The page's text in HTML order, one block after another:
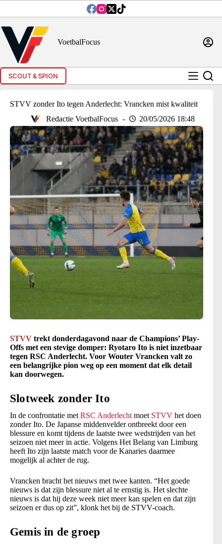
inhoud
VoetbalFocus
SCOUT & SPION
STVV zonder Ito tegen Anderlecht: Vrancken mist kwaliteit
Redactie VoetbalFocus
20/05/2026 18:48
STVV trekt donderdagavond naar de Champions’ Play-
Offs met een stevige domper: Ryotaro Ito is niet inzetbaar
tegen RSC Anderlecht. Voor Wouter Vrancken valt zo
een belangrijke pion weg op een moment dat elk detail
kan doorwegen.
Slotweek zonder Ito
In de confrontatie met RSC Anderlecht moet STVV het doen
zonder Ito. De Japanse middenvelder ontbreekt door een
blessure en komt tijdens de laatste twee wedstrijden van het
seizoen niet meer in actie. Volgens Het Belang van Limburg
heeft Ito zijn laatste match voor de Kanaries daarmee
mogelijk al achter de rug.
Vrancken bracht het nieuws met twee kanten. “Het goede
nieuws is dat zijn blessure niet al te ernstig is. Het slechte
nieuws is dat hij deze week niet meer kan spelen en dat zijn
seizoen er dus op zit”, klonk het bij de STVV-coach.
Gemis in de groep